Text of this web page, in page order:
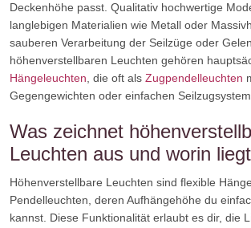
Deckenhöhe passt. Qualitativ hochwertige
langlebigen Materialien wie Metall oder
sauberen Verarbeitung der Seilzüge oder
höhenverstellbaren Leuchten gehören
Hängeleuchten , die oft als Zugpendelleuchten
Gegengewichten oder einfachen
Was zeichnet
Leuchten aus und worin
Höhenverstellbare Leuchten sind flexible
Pendelleuchten, deren Aufhängehöhe du
kannst. Diese Funktionalität erlaubt es dir, die